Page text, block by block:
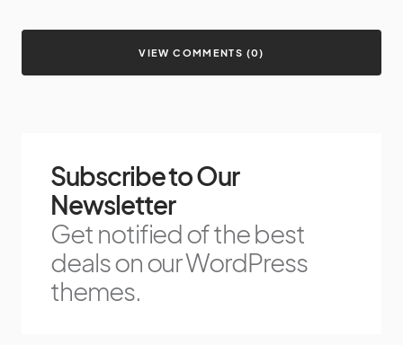
VIEW COMMENTS (0)
Subscribe to Our
Newsletter
Get notified of the best
deals on our WordPress
themes.